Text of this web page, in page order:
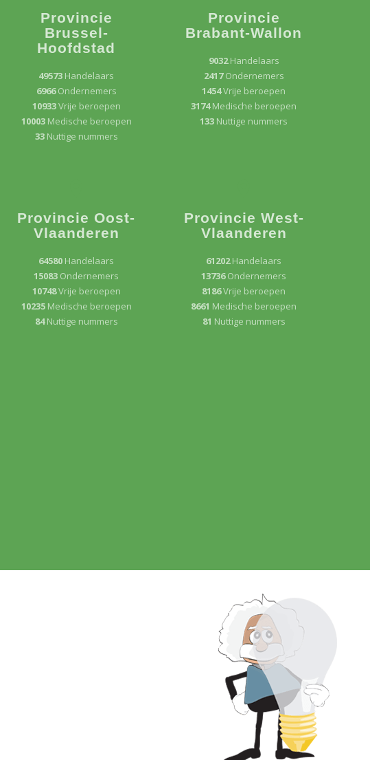
Provincie
Brussel-
Hoofdstad
49573 Handelaars
6966Ondernemers
10933Vrije beroepen
10003 Medische beroepen
33 Nuttige nummers
Provincie
Brabant-Wallon
9032Handelaars
2417Ondernemers
1454Vrije beroepen
3174Medische beroepen
133 Nuttige nummers
Provincie Oost-
Vlaanderen
64580 Handelaars
15083 Ondernemers
10748Vrije beroepen
10235 Medische beroepen
84Nuttige nummers
Provincie West-
Vlaanderen
61202Handelaars
13736Ondernemers
8186Vrije beroepen
8661 Medische beroepen
81 Nuttige nummers